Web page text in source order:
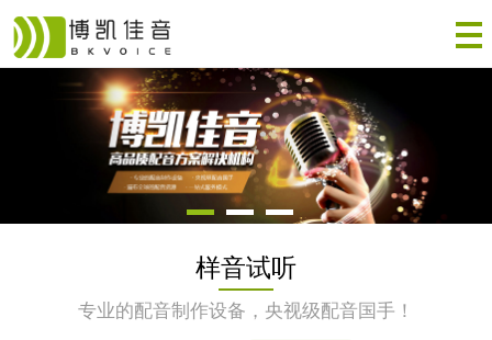
样音试听
专业的配音制作设备，央视级配音国手！